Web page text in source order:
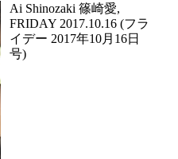
Ai Shinozaki 篠崎愛,
FRIDAY 2017.10.16 (フラ
イデー 2017年10月16日
号)